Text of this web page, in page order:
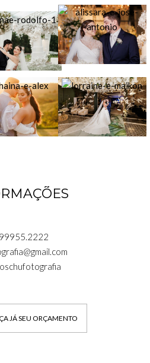
JÁ SEU ORÇAMENTO